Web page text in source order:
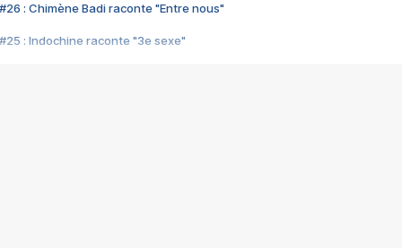
#26 : Chimène Badi raconte "Entre nous"
#25 : Indochine raconte "3e sexe"